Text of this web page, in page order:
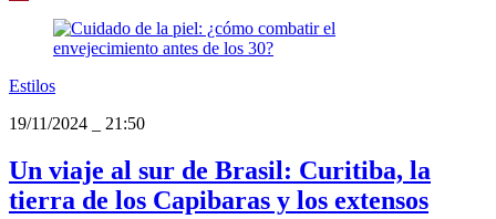
Estilos
19/11/2024
21:50
Un viaje al sur de Brasil: Curitiba, la
tierra de los Capibaras y los extensos